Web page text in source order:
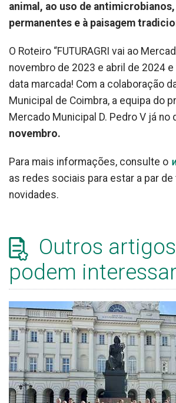
animal, ao uso de
permanentes e à paisagem
O Roteiro “FUTURAGRI vai ao
novembro de 2023 e abril de 2024
data marcada! Com a colaboração
Municipal de Coimbra, a equipa do
Mercado Municipal D. Pedro V já no
novembro.
Para mais informações, consulte o
as redes sociais para estar a par de
novidades.
Outros
podem interessar